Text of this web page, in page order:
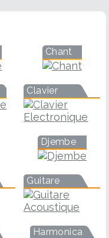
Chant
Clavier
Djembe
Guitare
Harmonica